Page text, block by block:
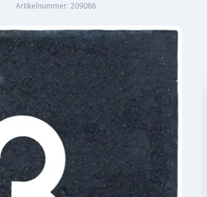
Artikelnummer: 209088